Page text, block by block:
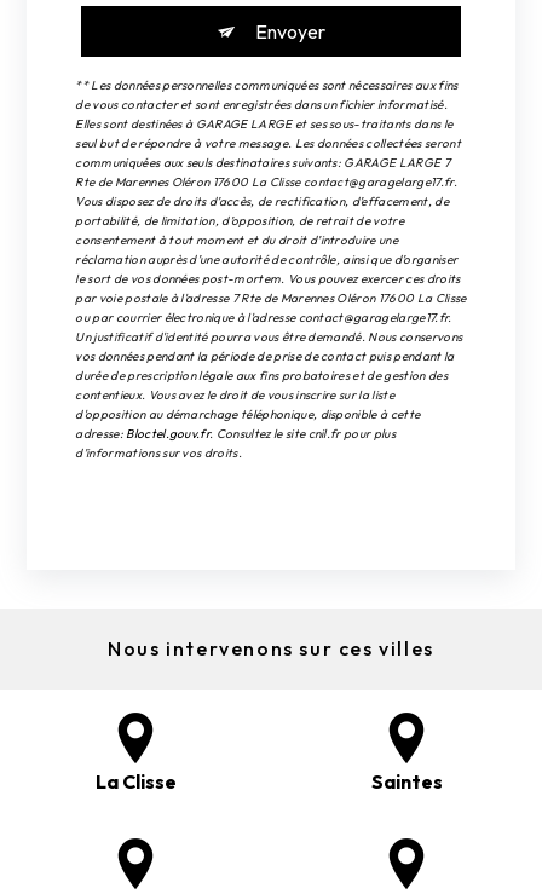
Envoyer
** Les données personnelles communiquées sont nécessaires aux fins
de vous contacter et sont enregistrées dans un fichier informatisé.
Elles sont destinées à GARAGE LARGE et ses sous-traitants dans le
seul but de répondre à votre message. Les données collectées seront
communiquées aux seuls destinataires suivants: GARAGE LARGE 7
Rte de Marennes Oléron 17600 La Clisse contact@garagelarge17.fr.
Vous disposez de droits d’accès, de rectification, d’effacement, de
portabilité, de limitation, d’opposition, de retrait de votre
consentement à tout moment et du droit d’introduire une
réclamation auprès d’une autorité de contrôle, ainsi que d’organiser
le sort de vos données post-mortem. Vous pouvez exercer ces droits
par voie postale à l'adresse 7 Rte de Marennes Oléron 17600 La Clisse
ou par courrier électronique à l'adresse contact@garagelarge17.fr.
Un justificatif d'identité pourra vous être demandé. Nous conservons
vos données pendant la période de prise de contact puis pendant la
durée de prescription légale aux fins probatoires et de gestion des
contentieux. Vous avez le droit de vous inscrire sur la liste
d'opposition au démarchage téléphonique, disponible à cette
adresse: Bloctel.gouv.fr. Consultez le site cnil.fr pour plus
d’informations sur vos droits.
Nous intervenons sur ces villes
La Clisse Saintes